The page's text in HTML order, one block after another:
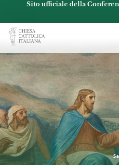
Sito ufficiale della
Chiesacattolica.it